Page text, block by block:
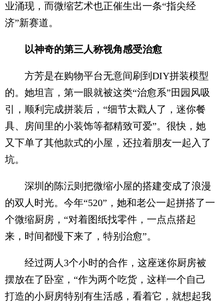
业涌现，而微缩艺术也正催生出一条“指尖经
济”新赛道。
以神奇的第三人称视角感受治愈
方芳是在购物平台无意间刷到DIY拼装模型
的。她坦言，第一眼就被这类“治愈系”田园风吸
引，顺利完成拼装后，“细节太戳人了，迷你餐
具、房间里的小装饰等都精致可爱”。很快，她
又下单了其他款式的小屋，还拉着朋友一起入了
坑。
深圳的陈沄则把微缩小屋的搭建变成了浪漫
的双人时光。今年“520”，她和老公一起拼搭了一
个微缩厨房，“对着图纸找零件，一点点搭起
来，时间都慢下来了，特别治愈”。
经过两人3个小时的合作，这座迷你厨房被
摆放在了卧室，“作为两个吃货，这样一个自己
打造的小厨房特别有生活感，看着它，就想起我